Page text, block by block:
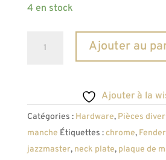
4 en stock
manche
(neck
plate)
Style
Ajouter au
Ajouter à la
Catégories : Hardware, Pièces
manche Étiquettes :chrome, Fender
jazzmaster, neck plate, plaque de